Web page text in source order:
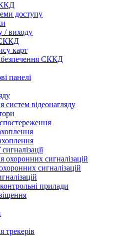
доступу
/ виходу
карт
СККД
панелі
систем відеонагляду
охоронних сигналізацій
сигналізацій
прилади
трекерів